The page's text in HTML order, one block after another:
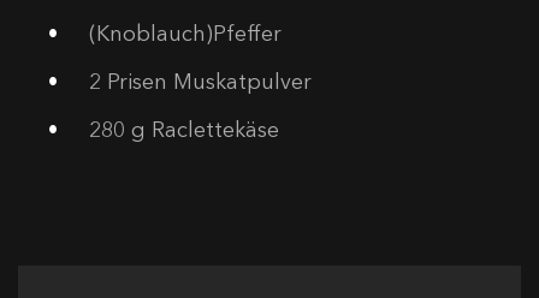
(Knoblauch)Pfeffer
2 Prisen Muskatpulver
280 g Raclettekäse